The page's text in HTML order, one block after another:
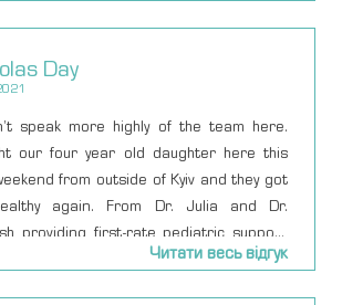
знаете к какому врачу-гинекологу идти
или с женскими проблемами -
можете обращаться к этому
Day
speak more highly of the team here.
our four year old daughter here this
from outside of Kyiv and they got
again. From Dr. Julia and Dr.
providing first-rate pediatric support
daughter, to the attentive, professional,
Читати весь відгук